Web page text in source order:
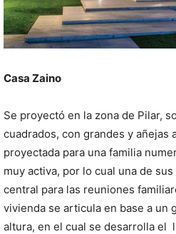
Casa Zaino
Se proyectó en la zona de Pilar,
cuadrados, con grandes y añejas
proyectada para una familia
muy activa, por lo cual una de
central para las reuniones
vivienda se articula en base a un
altura, en el cual se desarrolla el